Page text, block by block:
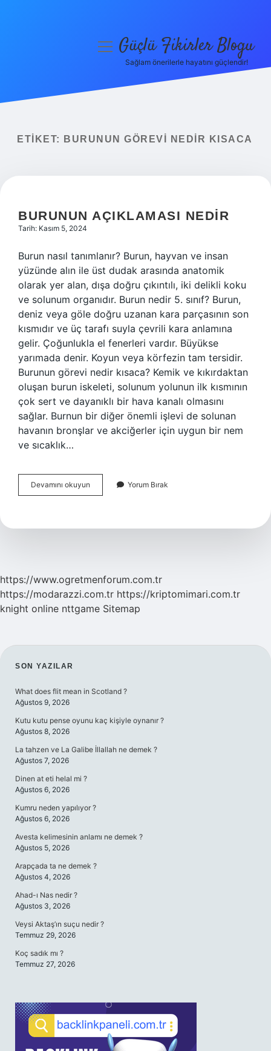
Yasal Uyarı
menüyüGüçlü Fikirler Blogu
Sağlam önerilerle hayatını güçlendir!
ETIKET: BURUNUN GÖREVI NEDIR KISACA
BURUNUN AÇIKLAMASI NEDIR
Tarih: Kasım 5, 2024
Burun nasıl tanımlanır? Burun, hayvan ve insan
yüzünde alın ile üst dudak arasında anatomik
olarak yer alan, dışa doğru çıkıntılı, iki delikli koku
ve solunum organıdır. Burun nedir 5. sınıf? Burun,
deniz veya göle doğru uzanan kara parçasının son
kısmıdır ve üç tarafı suyla çevrili kara anlamına
gelir. Çoğunlukla el fenerleri vardır. Büyükse
yarımada denir. Koyun veya körfezin tam tersidir.
Burunun görevi nedir kısaca? Kemik ve kıkırdaktan
oluşan burun iskeleti, solunum yolunun ilk kısmının
çok sert ve dayanıklı bir hava kanalı olmasını
sağlar. Burnun bir diğer önemli işlevi de solunan
havanın bronşlar ve akciğerler için uygun bir nem
ve sıcaklık…
Devamını okuyun Burunun
Açıklaması
Yorum Bırak
https://www.ogretmenforum.com.tr
https://modarazzi.com.tr https://kriptomimari.com.tr
knight online nttgame Sitemap
SIDEBAR
SON YAZILAR
What does flit mean in Scotland ?
Ağustos 9, 2026
Kutu kutu pense oyunu kaç kişiyle oynanır ?
Ağustos 8, 2026
La tahzen ve La Galibe İllallah ne demek ?
Ağustos 7, 2026
Dinen at eti helal mi ?
Ağustos 6, 2026
Kumru neden yapılıyor ?
Ağustos 6, 2026
Avesta kelimesinin anlamı ne demek ?
Ağustos 5, 2026
Arapçada ta ne demek ?
Ağustos 4, 2026
Ahad-ı Nas nedir ?
Ağustos 3, 2026
Veysi Aktaş’ın suçu nedir ?
Temmuz 29, 2026
Koç sadık mı ?
Temmuz 27, 2026